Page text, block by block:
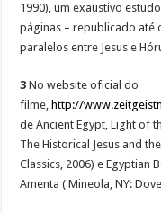
1990), um exaustivo
páginas – republicado até
paralelos entre Jesus e
3 No website oficial do
filme, http://
de Ancient Egypt, Light of
The Historical Jesus and
Classics, 2006) e Egyptian
Amenta ( Mineola, NY: